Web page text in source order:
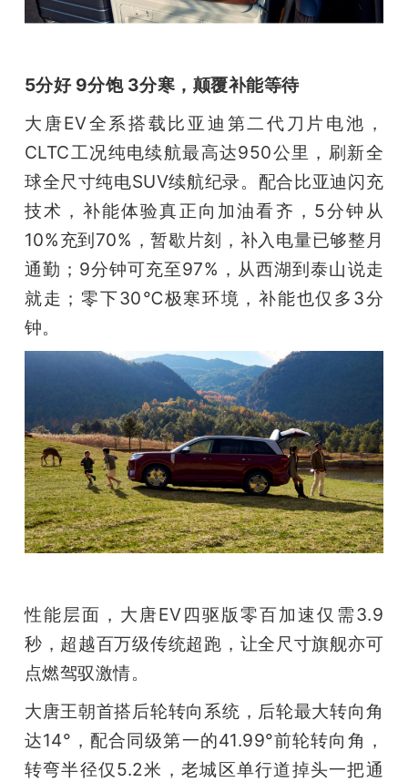
5分好 9分饱 3分寒，颠覆补能等待
大唐EV全系搭载比亚迪第二代刀片电池，
CLTC工况纯电续航最高达950公里，刷新全
球全尺寸纯电SUV续航纪录。配合比亚迪闪充
技术，补能体验真正向加油看齐，5分钟从
10%充到70%，暂歇片刻，补入电量已够整月
通勤；9分钟可充至97%，从西湖到泰山说走
就走；零下30℃极寒环境，补能也仅多3分
钟。
性能层面，大唐EV四驱版零百加速仅需3.9
秒，超越百万级传统超跑，让全尺寸旗舰亦可
点燃驾驭激情。
大唐王朝首搭后轮转向系统，后轮最大转向角
达14°，配合同级第一的41.99°前轮转向角，
转弯半径仅5.2米，老城区单行道掉头一把通